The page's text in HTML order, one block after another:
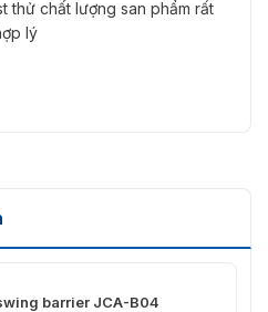
thử chất lượng san phẩm rất
lý
barrier JCA-B04